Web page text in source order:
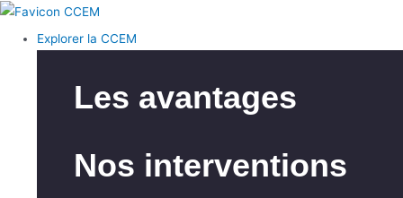
Explorer la CCEM
Les avantages
Nos interventions